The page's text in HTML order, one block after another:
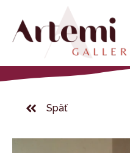
Späť